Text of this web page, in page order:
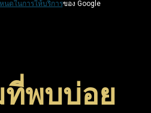
นดในการให้บริการของ Google
ที่พบบ่อย